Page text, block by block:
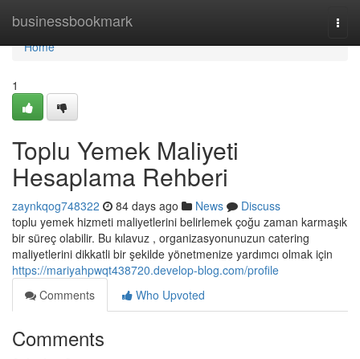
businessbookmark
Home
Home
1
Toplu Yemek Maliyeti
Hesaplama Rehberi
zaynkqog748322 84 days ago News
Discuss
toplu yemek hizmeti maliyetlerini belirlemek çoğu zaman karmaşık
bir süreç olabilir. Bu kılavuz , organizasyonunuzun catering
maliyetlerini dikkatli bir şekilde yönetmenize yardımcı olmak için
https://mariyahpwqt438720.develop-blog.com/profile
Comments
Who Upvoted
Comments